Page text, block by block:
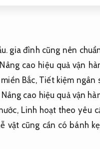
gia đình cũng nên
Nâng cao hiệu quả vận
Bắc, Tiết kiệm ngân
Nâng cao hiệu quả vận
Linh hoạt theo yêu
vật cũng cần có bánh